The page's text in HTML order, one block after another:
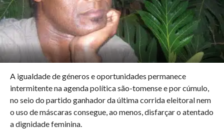
A igualdade de géneros e oportunidades permanece
intermitente na agenda política são-tomense e por cúmulo,
no seio do partido ganhador da última corrida eleitoral nem
o uso de máscaras consegue, ao menos, disfarçar o atentado
a dignidade feminina.